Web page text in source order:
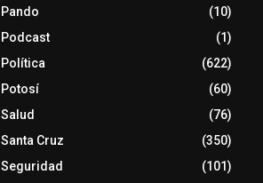
Pando
(10)
Podcast
(1)
Política
(622)
Potosí
(60)
Salud
(76)
Santa Cruz
(350)
Seguridad
(101)